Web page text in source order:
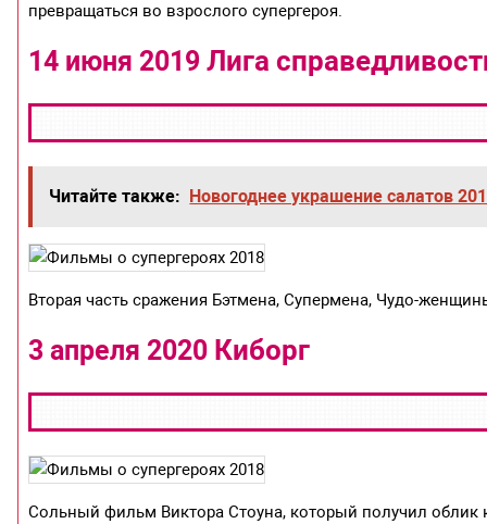
превращаться во взрослого супергероя.
14 июня 2019Лига
Читайте также: Новогоднее украшение салатов
Вторая часть сражения Бэтмена, Супермена, Чудо-
3 апреля 2020 Киборг
Сольный фильм Виктора Стоуна, который получил облик